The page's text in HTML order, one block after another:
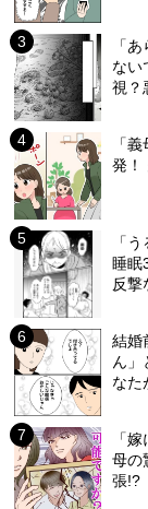
「
な
視？
「
発！
「
睡眠
反撃
結婚
ん」
なた
「
母の
張!?